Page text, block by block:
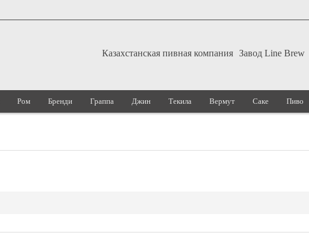
Казахстанская пивная компания Завод Line Brew
Ром Бренди Граппа Джин Текила Вермут Саке Пиво